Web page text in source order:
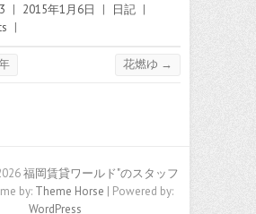
| 2015年1月6日 | 日記 |
|
花燃ゆ →
福岡賃貸ワールド"のスタッフ
by: Theme Horse | Powered by:
WordPress